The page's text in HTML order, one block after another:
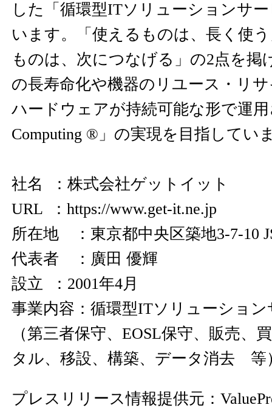
した「循環型ITソリューションサ
います。「使えるものは、長く使
ものは、次につなげる」の2点を掲
の長寿命化や機器のリユース・リ
ハードウェアが持続可能な形で運用
Computing ®」の実現を目指してい
社名 ：株式会社ゲットイット
URL ： https://www.get-it.ne.jp
所在地 ：東京都中央区築地3-7-10
代表者 ：廣田 優輝
設立 ：2001年4月
事業内容：循環型ITソリューショ
（第三者保守、EOSL保守、販売、
タル、移設、構築、データ消去 等
プレスリリース情報提供元：